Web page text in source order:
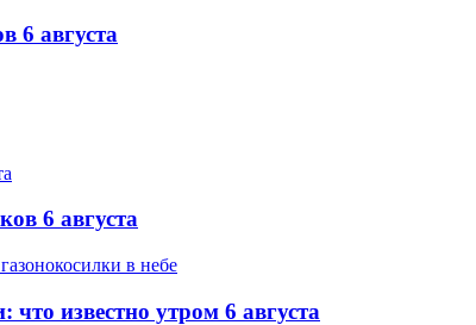
6 августа
6 августа
известно утром 6 августа